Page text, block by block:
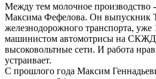
Между тем молочное производство
Максима Фефелова. Он выпускник
железнодорожного транспорта, уже
машинистом автомотрисы на
высоковольтные сети. И работа
устраивает.
С прошлого года Максим